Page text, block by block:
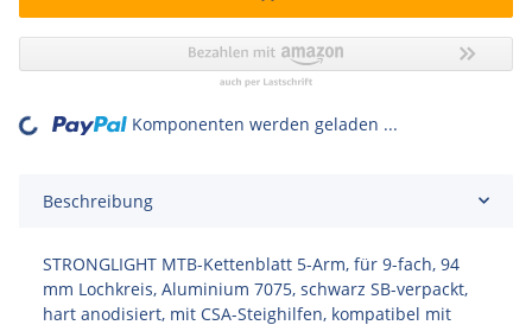
Loading... Komponenten werden geladen ...
Beschreibung
STRONGLIGHT MTB-Kettenblatt 5-Arm, für 9-fach, 94
mm Lochkreis, Aluminium 7075, schwarz SB-verpackt,
hart anodisiert, mit CSA-Steighilfen, kompatibel mit